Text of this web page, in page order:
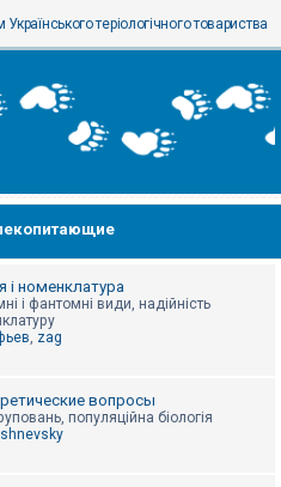
теріологічного товариства
і номенклатура
і фантомні види, надійність
, zag
вопросы
популяційна біологія